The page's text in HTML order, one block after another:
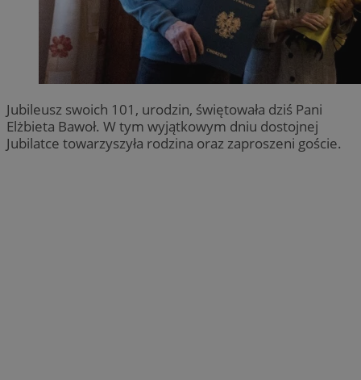
Jubileusz swoich 101, urodzin, świętowała dziś Pani
Elżbieta Bawoł. W tym wyjątkowym dniu dostojnej
Jubilatce towarzyszyła rodzina oraz zaproszeni goście.